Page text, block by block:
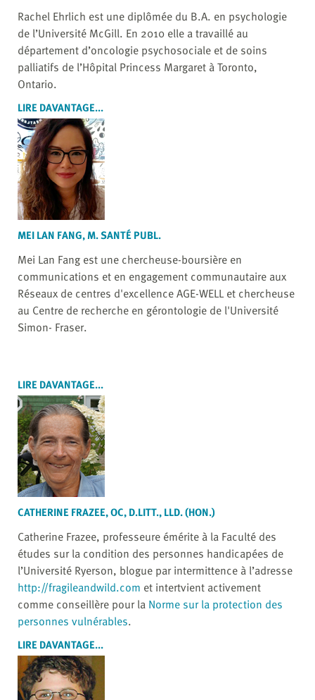
Rachel Ehrlich est une diplômée du B.A. en psychologie
de l’Université McGill. En 2010 elle a travaillé au
département d’oncologie psychosociale et de soins
palliatifs de l’Hôpital Princess Margaret à Toronto,
Ontario.
LIRE DAVANTAGE...
MEI LAN FANG, M. SANTÉ PUBL.
Mei Lan Fang est une chercheuse-boursière en
communications et en engagement communautaire aux
Réseaux de centres d'excellence AGE-WELL et chercheuse
au Centre de recherche en gérontologie de l'Université
Simon- Fraser.
LIRE DAVANTAGE...
CATHERINE FRAZEE, OC, D.LITT., LLD. (HON.)
Catherine Frazee, professeure émérite à la Faculté des
études sur la condition des personnes handicapées de
l’Université Ryerson, blogue par intermittence à l’adresse
http://fragileandwild.com et intertvient activement
comme conseillère pour la Norme sur la protection des
personnes vulnérables.
LIRE DAVANTAGE...